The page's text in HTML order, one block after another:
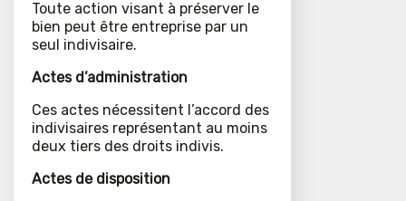
Toute action visant à préserver le
bien peut être entreprise par un
seul indivisaire.
Actes d’administration
Ces actes nécessitent l’accord des
indivisaires représentant au moins
deux tiers des droits indivis.
Actes de disposition